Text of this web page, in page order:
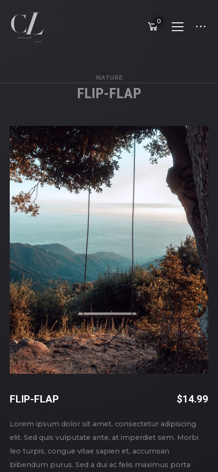
0
NATURE
FLIP-FLAP
FLIP-FLAP $14.99
Lorem ipsum dolor sit amet, consectetur adipiscing
elit. Sed quis vulputate ante, at imperdiet sem. Morbi
leo turpis, congue vitae sapien et, accumsan
bibendum purus. Sed a dui ac felis maximus porta